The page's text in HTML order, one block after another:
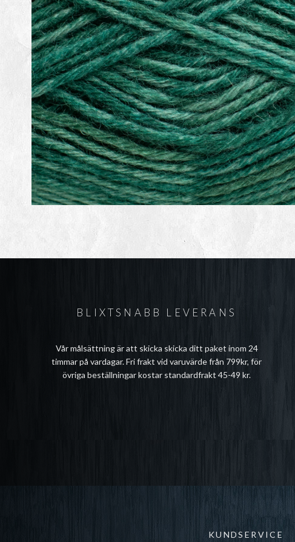
BLIXTSNABB LEVERANS
Vår målsättning är att skicka skicka ditt paket inom 24
timmar på vardagar. Fri frakt vid varuvärde från 799kr, för
övriga beställningar kostar standardfrakt 45-49 kr.
KUNDSERVICE